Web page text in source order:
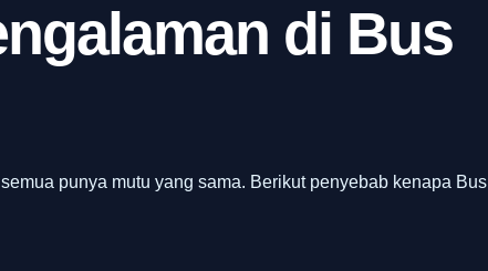
di Bus
punya mutu yang sama. Berikut penyebab kenapa Bus